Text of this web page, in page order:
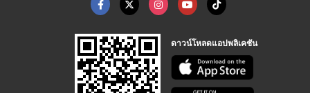
ดาวน์โหลดแอปพลิเคชัน